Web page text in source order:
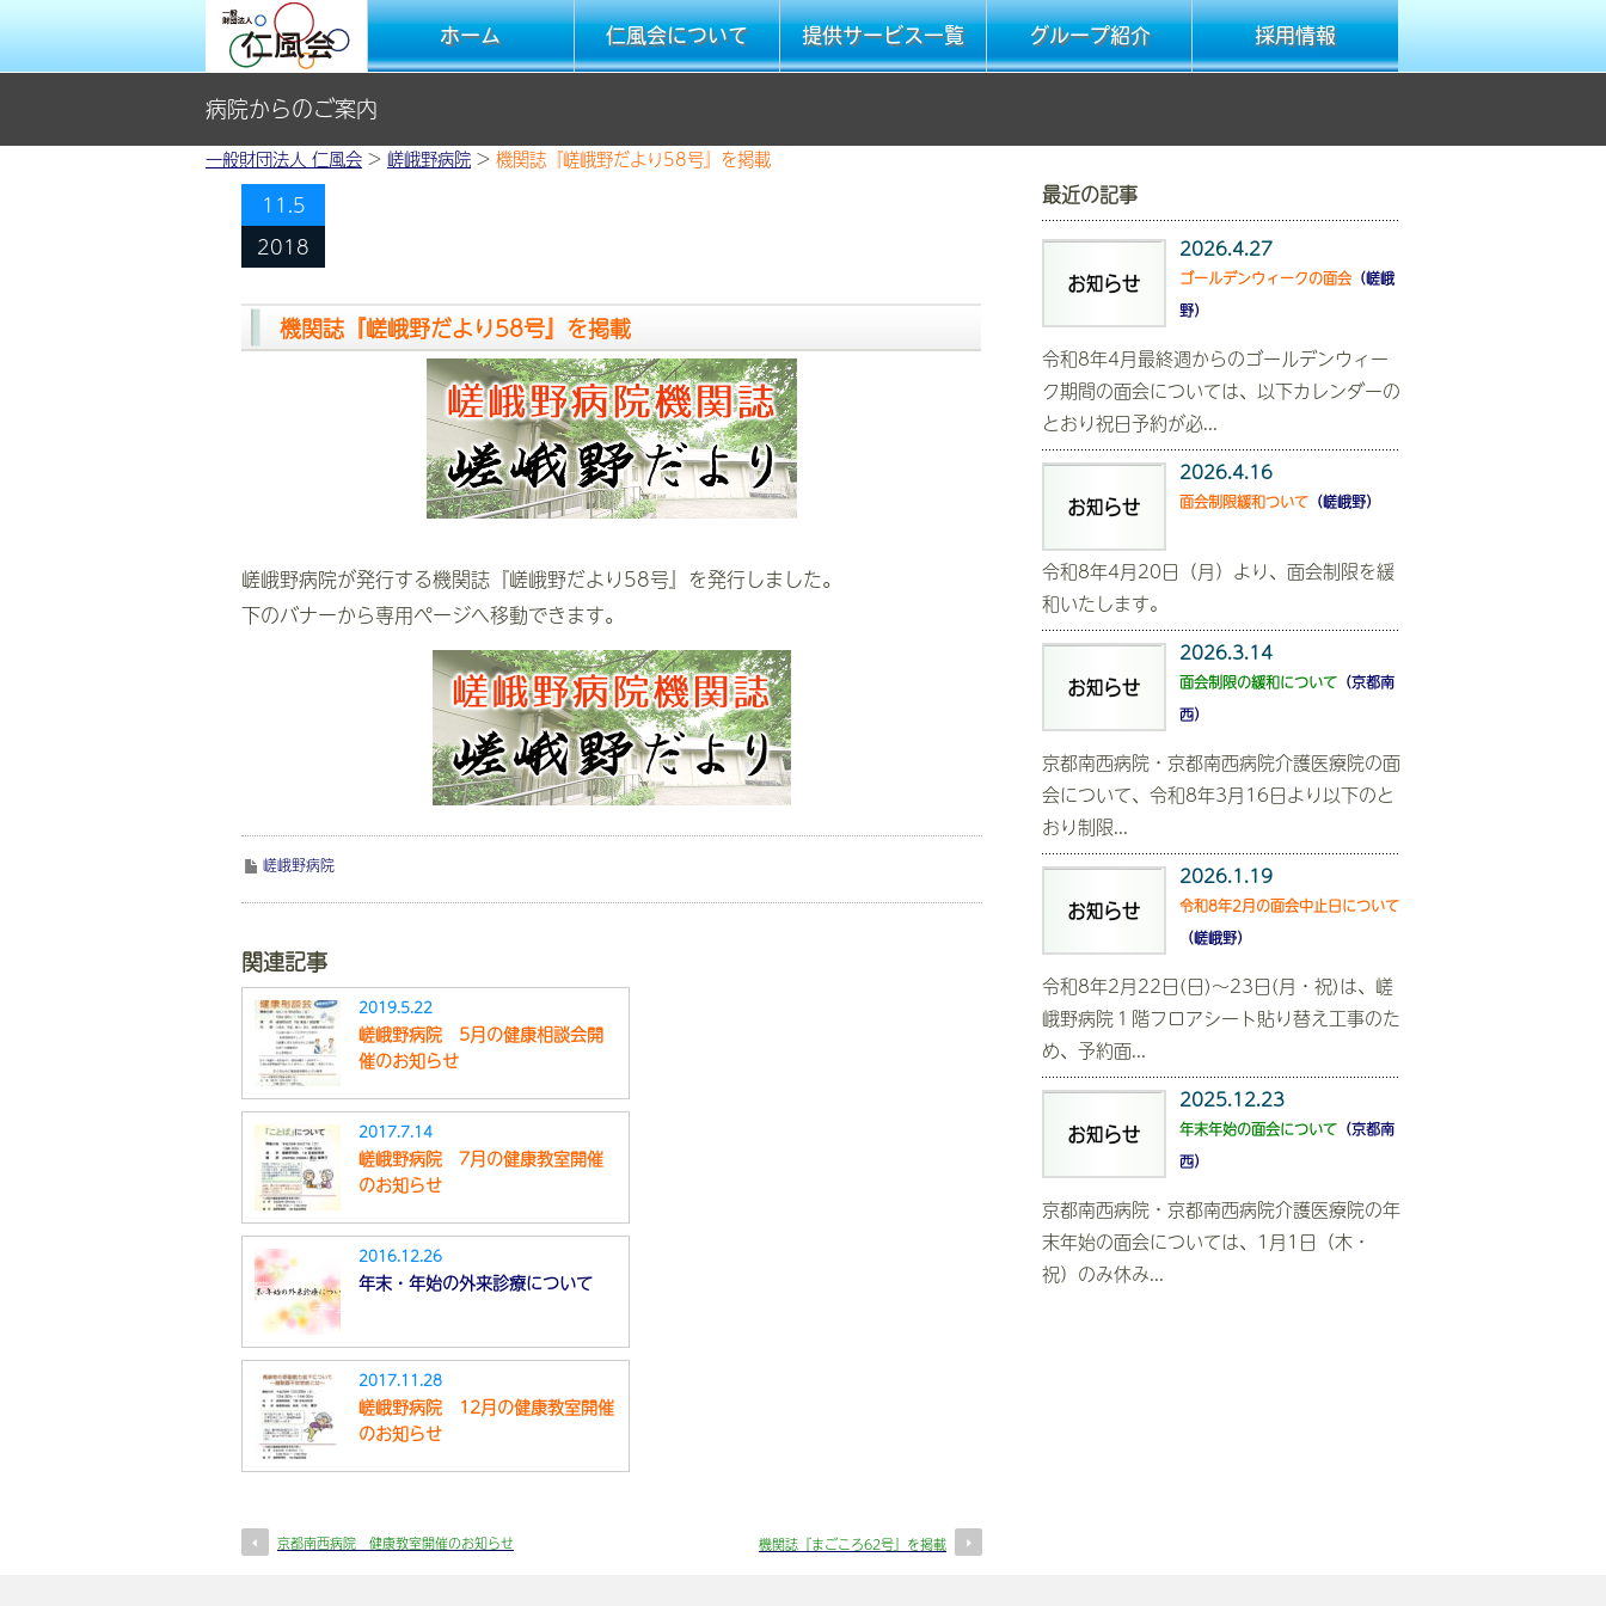
ホーム 仁風会について 提供サービス一覧 グループ紹介 採用情報
病院からのご案内
一般財団法人 仁風会 > 嵯峨野病院 > 機関誌『嵯峨野だより58号』を掲載
11.5
2018
機関誌『嵯峨野だより58号』を掲載
嵯峨野病院が発行する機関誌『嵯峨野だより58号』を発行しました。
下のバナーから専用ページへ移動できます。
嵯峨野病院
関連記事
2019.5.22
嵯峨野病院 5月の健康相談会開
催のお知らせ
2017.7.14
嵯峨野病院 7月の健康教室開催
のお知らせ
2016.12.26
年末・年始の外来診療について
2017.11.28
嵯峨野病院 12月の健康教室開催
のお知らせ
京都南西病院 健康教室開催のお知らせ 機関誌『まごころ62号』を掲載
最近の記事
2026.4.27
ゴールデンウィークの面会 （嵯峨
野）
令和8年4月最終週からのゴールデンウィー
ク期間の面会については、以下カレンダーの
とおり祝日予約が必...
2026.4.16
面会制限緩和ついて （嵯峨野）
令和8年4月20日（月）より、面会制限を緩
和いたします。
2026.3.14
面会制限の緩和について （京都南
西）
京都南西病院・京都南西病院介護医療院の面
会について、令和8年3月16日より以下のと
おり制限...
2026.1.19
令和8年2月の面会中止日について
（嵯峨野）
令和8年2月22日(日)～23日(月・祝)は、嵯
峨野病院１階フロアシート貼り替え工事のた
め、予約面...
2025.12.23
年末年始の面会について （京都南
西）
京都南西病院・京都南西病院介護医療院の年
末年始の面会については、1月1日（木・
祝）のみ休み...